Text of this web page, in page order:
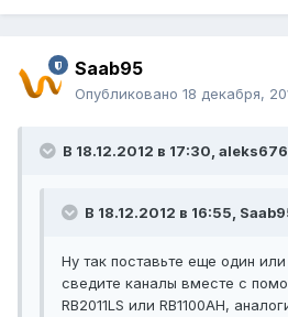
Saab95
Опубликовано 18 декабря,
В 18.12.2012 в 17:30,
В 18.12.2012 в 16:55,
Ну так поставьте еще один
сведите каналы вместе с
RB2011LS или RB1100AH,